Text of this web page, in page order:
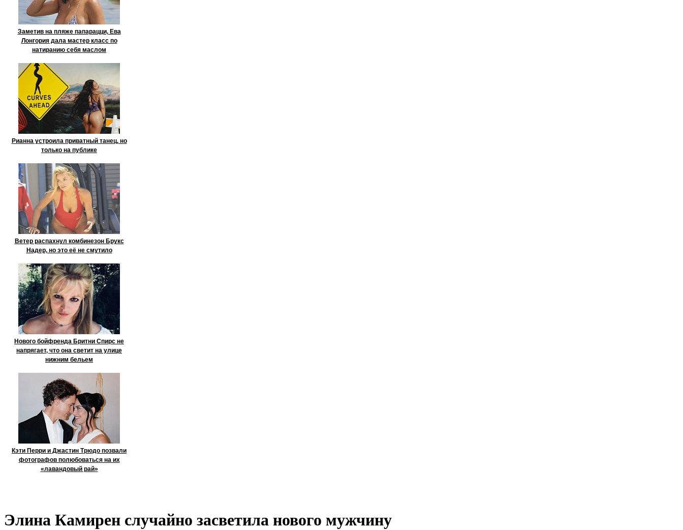
Заметив на пляже папарацци, Ева
Лонгория дала мастер класс по
натиранию себя маслом
Рианна устроила приватный танец, но
только на публике
Ветер распахнул комбинезон Брукс
Надер, но это её не смутило
Нового бойфренда Бритни Спирс не
напрягает, что она светит на улице
нижним бельем
Кэти Перри и Джастин Трюдо позвали
фотографов полюбоваться на их
«лавандовый рай»
Элина Камирен случайно засветила нового мужчину